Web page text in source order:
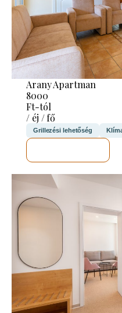
Arany Apartman
8000
Ft-tól
/ éj / fő
Grillezési lehetőség